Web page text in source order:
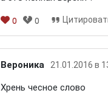
0 0
Вероника 21.01.2016 в
Хрень чесное слово